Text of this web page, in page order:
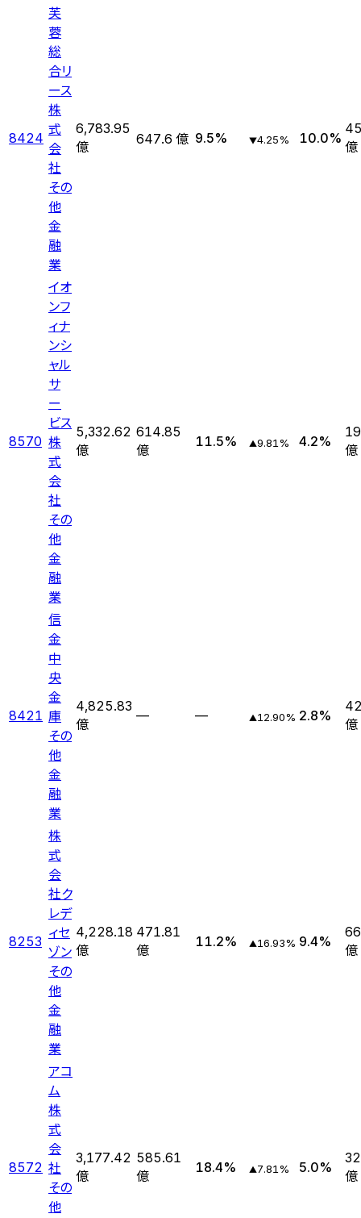
8424
芙
蓉
総
合リ
ース
株
式
会
社
その
他
金
融
業
6,783.95
億
647.6 億 9.5% ▼4.25% 10.0%
億
8570
イオ
ンフ
ィナ
ンシ
ャル
サ
ー
ビス
株
式
会
社
その
他
金
融
業
5,332.62
億
614.85
億
11.5% ▲9.81 % 4.2%
億
8421
信
金
中
央
金
庫
その
他
金
融
業
4,825.83
億
— — ▲12.90% 2.8%
億
8253
株
式
会
社ク
レデ
ィセ
ゾン
その
他
金
融
業
4,228.18
億
471.81
億
11.2% ▲16.93% 9.4%
億
8572
アコ
ム
株
式
会
社
その
他
3,177.42
億
585.61
億
18.4% ▲7.81 % 5.0%
億